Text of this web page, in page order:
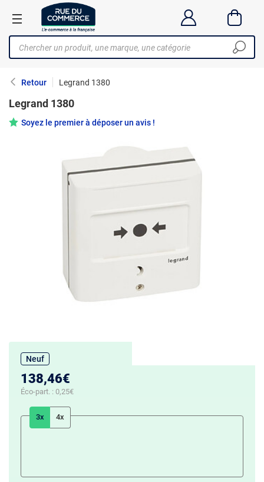
Retour Legrand 1380
Legrand 1380
Soyez le premier à déposer un avis !
Neuf
138,46€
Éco-part. : 0,25€
3x 4x